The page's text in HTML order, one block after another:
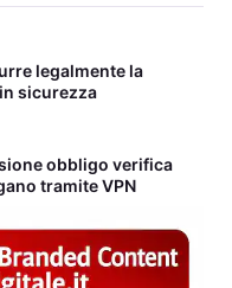
legalmente la
sicurezza
obbligo verifica
tramite VPN